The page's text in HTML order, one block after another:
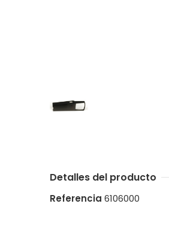
Detalles del producto
Referencia 6106000